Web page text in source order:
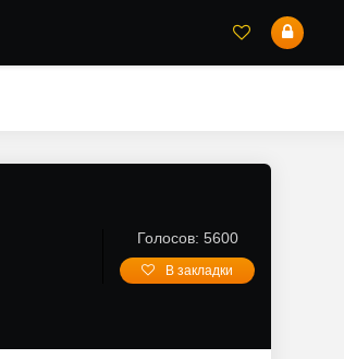
Голосов: 5600
В закладки